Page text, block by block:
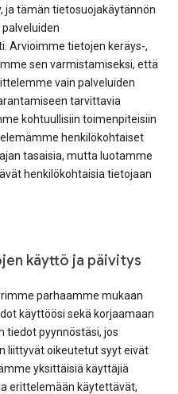
ja tämän tietosuojakäytännön
Arvioimme tietojen keräys-,
sen varmistamiseksi, että
vain palveluiden
tarvittavia
kohtuullisiin toimenpiteisiin
henkilökohtaiset
tasaisia, mutta luotamme
henkilökohtaisia tietojaan
käyttö ja päivitys
parhaamme mukaan
käyttöösi sekä korjaamaan
tiedot pyynnöstäsi, jos
liittyvät oikeutetut syyt eivät
yksittäisiä käyttäjiä
erittelemään käytettävät,